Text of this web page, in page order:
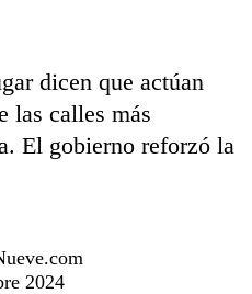
dicen que actúan
las calles más
El gobierno reforzó la
2024